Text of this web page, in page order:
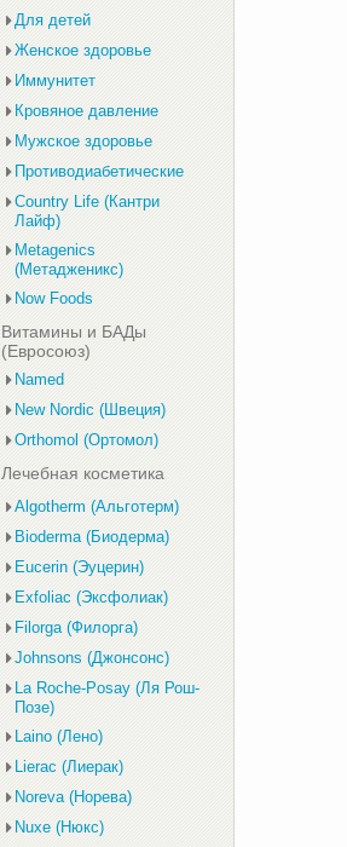
Для детей
Женское здоровье
Иммунитет
Кровяное давление
Мужское здоровье
Противодиабетические
Country Life (Кантри
Лайф)
Metagenics
(Метадженикс)
Now Foods
Витамины и БАДы
(Евросоюз)
Named
New Nordic (Швеция)
Orthomol (Ортомол)
Лечебная косметика
Algotherm (Альготерм)
Bioderma (Биодерма)
Eucerin (Эуцерин)
Exfoliac (Эксфолиак)
Filorga (Филорга)
Johnsons (Джонсонс)
La Roche-Posay (Ля Рош-
Позе)
Laino (Лено)
Lierac (Лиерак)
Noreva (Норева)
Nuxe (Нюкс)